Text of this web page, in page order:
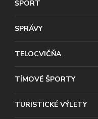
ŠPORT
SPRÁVY
TELOCVIČŇA
TÍMOVÉ ŠPORTY
TURISTICKÉ VÝLETY